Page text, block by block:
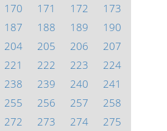
170 171 172
173
187 188 189
190
204 205 206
207
221 222 223
224
238 239 240
241
255 256 257
258
272 273 274 275